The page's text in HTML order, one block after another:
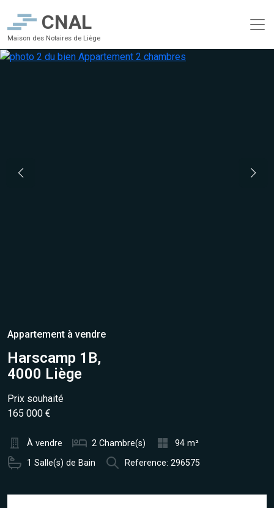
CNAL
Maison des Notaires de Liège
Appartement à vendre
Harscamp 1B,
4000 Liège
Prix souhaité
165 000 €
À vendre 2 Chambre(s)
94 m²
1 Salle(s) de Bain
Reference: 296575